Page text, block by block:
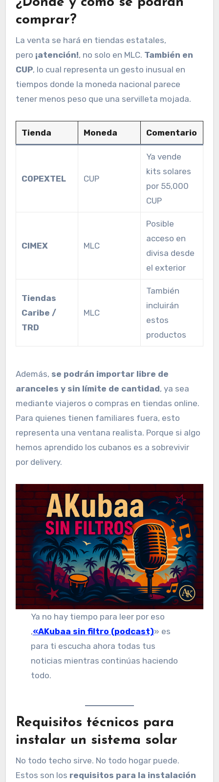
comprar?
La venta se hará en tiendas estatales,
pero ¡atención!, no solo en MLC. También en
CUP, lo cual representa un gesto inusual en
tiempos donde la moneda nacional parece
tener menos peso que una servilleta mojada.
Tienda Moneda Comentario
COPEXTEL CUP
Ya vende
kits solares
por 55,000
CUP
CIMEX MLC
Posible
acceso en
divisa desde
el exterior
Tiendas
Caribe /
TRD
MLC
También
incluirán
estos
productos
Además, se podrán importar libre de
aranceles y sin límite de cantidad, ya sea
mediante viajeros o compras en tiendas online.
Para quienes tienen familiares fuera, esto
representa una ventana realista. Porque si algo
hemos aprendido los cubanos es a sobrevivir
por delivery.
Ya no hay tiempo para leer por eso
,«AKubaa sin filtro (podcast)» es
para ti escucha ahora todas tus
noticias mientras continúas haciendo
todo.
Requisitos técnicos para
instalar un sistema solar
No todo techo sirve. No todo hogar puede.
Estos son los requisitos para la instalación